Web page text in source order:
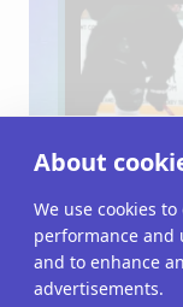
About
We use cookies
performance and
and to enhance
advertisements.